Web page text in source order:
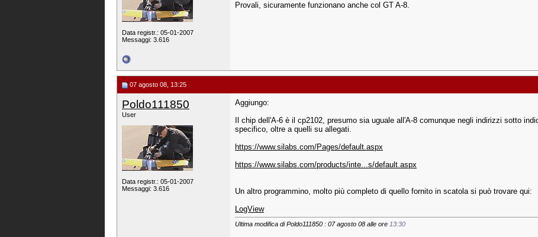
Data registr.: 05-01-2007
Messaggi: 3.616
Provali, sicuramente funzionano anche col GT A-8.
07 agosto 08, 13:25
Poldo111850
User
Data registr.: 05-01-2007
Messaggi: 3.616
Aggiungo:
Il chip dell'A-6 è il cp2102, presumo sia uguale all'A-8 comunque negli indirizzi sotto
specifico, oltre a quelli su allegati.
https://www.silabs.com/Pages/default.aspx
https://www.silabs.com/products/inte...s/default.aspx
Un altro programmino, molto più completo di quello fornito in scatola si può trovare qui:
LogView
Ultima modifica di Poldo111850 : 07 agosto 08 alle ore 13:30